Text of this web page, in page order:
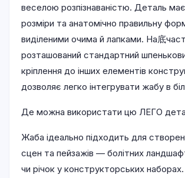
веселою розпізнаваністю. Деталь
розміри та анатомічно правильну
виділеними очима й лапками. На底
розташований стандартний
кріплення до інших елементів
дозволяє легко інтегрувати жабу в
Де можна використати цю ЛЕГО
Жаба ідеально підходить для
сцен та пейзажів — болітних
чи річок у конструкторських